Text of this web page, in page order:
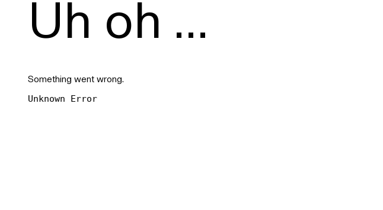
Uh oh ...
Something went wrong.
Unknown Error